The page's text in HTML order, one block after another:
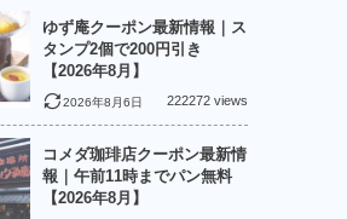
ゆず庵クーポン最新情報｜ス
タンプ2個で200円引き
【2026年8月】
2026年8月6日 222272 views
コメダ珈琲店クーポン最新情
報｜午前11時までパン無料
【2026年8月】